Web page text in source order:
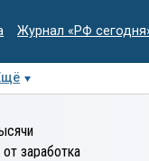
Журнал «РФ
заработка